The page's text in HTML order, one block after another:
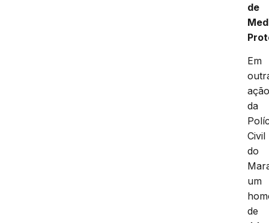
de
Em
da
Civil
do
um
de